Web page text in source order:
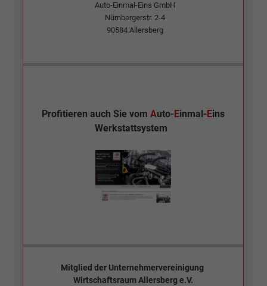
Auto-Einmal-Eins GmbH
Nürnbergerstr. 2-4
90584 Allersberg
Profitieren auch Sie vomAuto-Einmal-Eins
Werkstattsystem
Mitglied der Unternehmervereinigung
Wirtschaftsraum Allersberg e.V.